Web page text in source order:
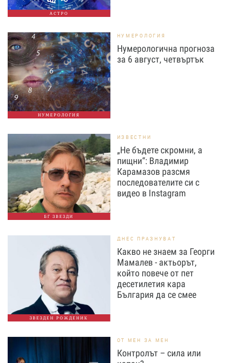
АСТРО
НУМЕРОЛОГИЯ
НУМЕРОЛОГИЯ
Нумерологична прогноза
за 6 август, четвъртък
БГ ЗВЕЗДИ
ИЗВЕСТНИ
„Не бъдете скромни, а
пищни“: Владимир
Карамазов разсмя
последователите си с
видео в Instagram
ЗВЕЗДЕН РОЖДЕНИК
ДНЕС ПРАЗНУВАТ
Какво не знаем за Георги
Мамалев - актьорът,
който повече от пет
десетилетия кара
България да се смее
ОТ МЕН ЗА МЕН
Контролът – сила или